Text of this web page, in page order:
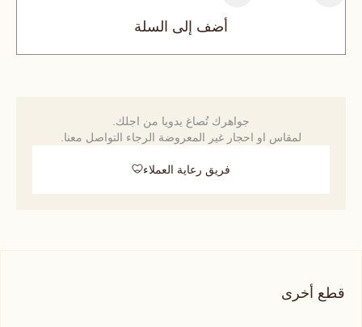
أضف إلى السلة
جواهرك تُصاغ يدويا من اجلك.
لمقاس او احجار غير المعروضة الرجاء التواصل معنا.
فريق رعاية العملاء
قطع أخرى